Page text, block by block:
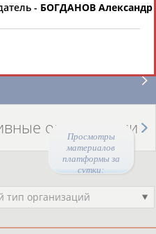
Просмотры
материалов
платформы за
сутки:
организации
тип организаций
- БОГДАНОВ Александр